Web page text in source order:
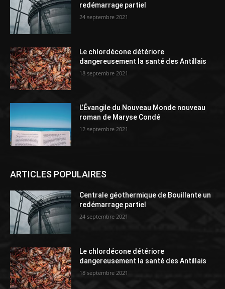
redémarrage partiel
24 septembre 2021
Le chlordécone détériore
dangereusement la santé des Antillais
18 septembre 2021
L’Évangile du Nouveau Monde nouveau
roman de Maryse Condé
12 septembre 2021
ARTICLES POPULAIRES
Centrale géothermique de Bouillante un
redémarrage partiel
24 septembre 2021
Le chlordécone détériore
dangereusement la santé des Antillais
18 septembre 2021